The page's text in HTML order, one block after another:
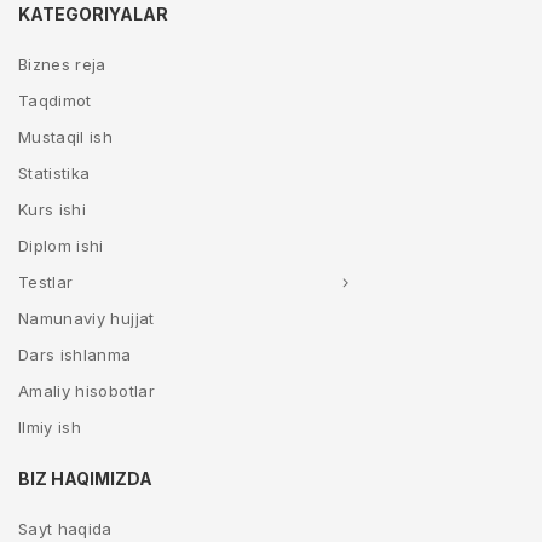
KATEGORIYALAR
Biznes reja
Taqdimot
Mustaqil ish
Statistika
Kurs ishi
Diplom ishi
Testlar
Namunaviy hujjat
Dars ishlanma
Amaliy hisobotlar
Ilmiy ish
BIZ HAQIMIZDA
Sayt haqida